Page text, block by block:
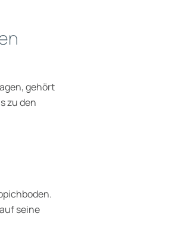
gehört
zu den
seine